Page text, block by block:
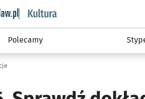
wroclaw.pl podserwis: Kultura
Polecamy